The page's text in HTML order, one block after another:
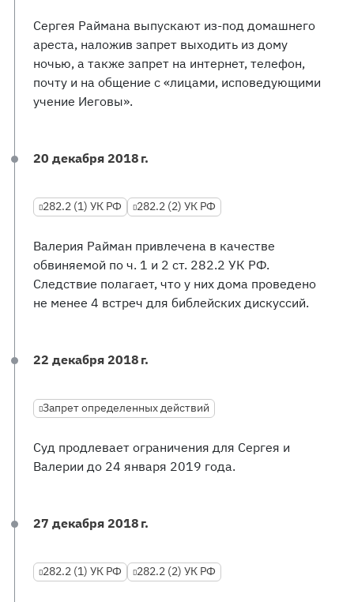
Сергея Раймана выпускают из-под домашнего
ареста, наложив запрет выходить из дому
ночью, а также запрет на интернет, телефон,
почту и на общение с «лицами, исповедующими
учение Иеговы».
20 декабря 2018 г.
282.2 (1) УК РФ 282.2 (2) УК РФ
Валерия Райман привлечена в качестве
обвиняемой по ч. 1 и 2 ст. 282.2 УК РФ.
Следствие полагает, что у них дома проведено
не менее 4 встреч для библейских дискуссий.
22 декабря 2018 г.
Запрет определенных действий
Суд продлевает ограничения для Сергея и
Валерии до 24 января 2019 года.
27 декабря 2018 г.
282.2 (1) УК РФ 282.2 (2) УК РФ